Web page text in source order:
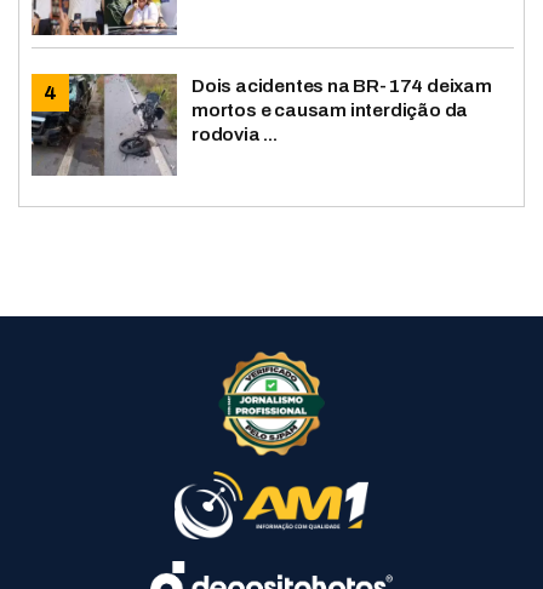
Dois acidentes na BR-174 deixam
mortos e causam interdição da
rodovia ...